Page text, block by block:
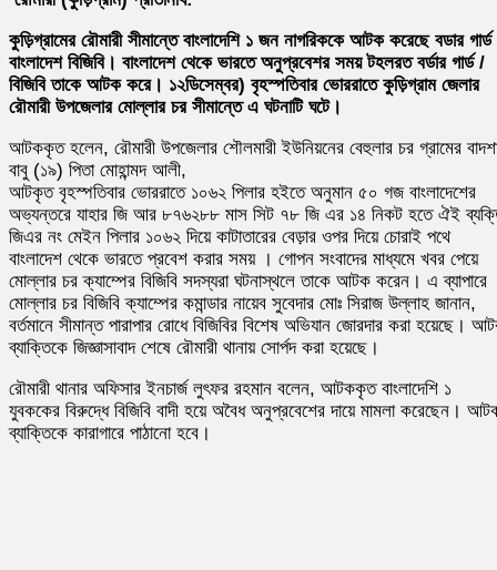
কুড়িগ্রামের রৌমারী সীমান্তে বাংলাদেশি ১ জন নাগরিককে আটক করেছে বডার গার্ড
বাংলাদেশ বিজিবি। বাংলাদেশ থেকে ভারতে অনুপ্রবেশর সময় টহলরত বর্ডার গার্ড /
বিজিবি তাকে আটক করে। ১২ডিসেম্বর) বৃহস্পতিবার ভোররাতে কুড়িগ্রাম জেলার
রৌমারী উপজেলার মোল্লার চর সীমান্তে এ ঘটনাটি ঘটে।
আটককৃত হলেন, রৌমারী উপজেলার শৌলমারী ইউনিয়নের বেহুলার চর গ্রামের
বাবু (১৯) পিতা মোহান্মদ আলী,
আটকৃত বৃহস্পতিবার ভোররাতে ১০৬২ পিলার হইতে অনুমান ৫০ গজ বাংলাদেশের
অভ্যন্তরে যাহার জি আর ৮৭৬২৮৮ মাস সিট ৭৮ জি এর ১৪ নিকট হতে ঐই
জিএর নং মেইন পিলার ১০৬২ দিয়ে কাটাতারের বেড়ার ওপর দিয়ে চোরাই পথে
বাংলাদেশ থেকে ভারতে প্রবেশ করার সময় । গোপন সংবাদের মাধ্যমে খবর পেয়ে
মোল্লার চর ক্যাম্পের বিজিবি সদস্যরা ঘটনাস্থলে তাকে আটক করেন। এ ব্যাপারে
মোল্লার চর বিজিবি ক্যাম্পের কমান্ডার নায়েব সুবেদার মোঃ সিরাজ উল্লাহ জানান,
বর্তমানে সীমান্ত পারাপার রোধে বিজিবির বিশেষ অভিযান জোরদার করা হয়েছে।
ব্যাক্তিকে জিজ্ঞাসাবাদ শেষে রৌমারী থানায় সোর্পদ করা হয়েছে।
রৌমারী থানার অফিসার ইনচার্জ লুৎফর রহমান বলেন, আটককৃত বাংলাদেশি ১
যুবককের বিরুদ্ধে বিজিবি বাদী হয়ে অবৈধ অনুপ্রবেশের দায়ে মামলা করেছেন।
ব্যাক্তিকে কারাগারে পাঠানো হবে।